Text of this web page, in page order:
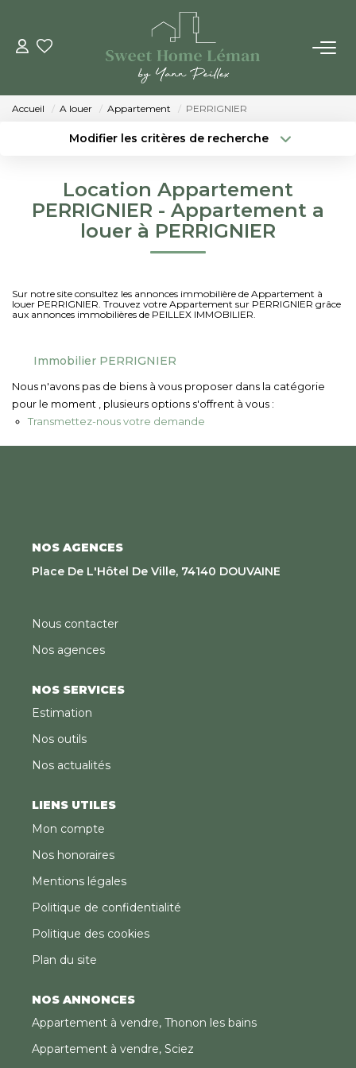
ACHETER
VENDRE
Qui Sommes-Nous
Nous Rejoindre
CONTACT
Accueil A louer Appartement PERRIGNIER
Modifier les critères de recherche
Surface min Budget max
Plus de critères Créer une alerte
Location Appartement
PERRIGNIER - Appartement a
louer à PERRIGNIER
Sur notre site consultez les annonces immobilière de Appartement à
louer PERRIGNIER. Trouvez votre Appartement sur PERRIGNIER grâce
aux annonces immobilières de PEILLEX IMMOBILIER.
Immobilier PERRIGNIER
Nous n'avons pas de biens à vous proposer dans la catégorie
pour le moment , plusieurs options s'offrent à vous :
Transmettez-nous votre demande
NOS AGENCES
Place De L'Hôtel De Ville, 74140 DOUVAINE
Nous contacter
Nos agences
NOS SERVICES
Estimation
Nos outils
Nos actualités
LIENS UTILES
Mon compte
Nos honoraires
Mentions légales
Politique de confidentialité
Politique des cookies
Plan du site
NOS ANNONCES
Appartement à vendre, Thonon les bains
Appartement à vendre, Sciez